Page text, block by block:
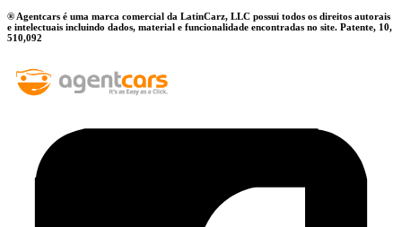
® Agentcars é uma marca comercial da LatinCarz, LLC possui todos os direitos autorais
e intelectuais incluindo dados, material e funcionalidade encontradas no site. Patente, 10,
510,092